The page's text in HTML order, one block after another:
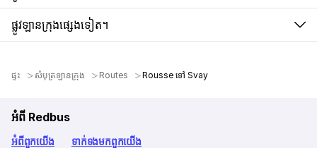
ផ្លូវឡានក្រុងផ្សេងទៀត។
ផ្ទះ សំបុត្រឡានក្រុង Routes Rousse ទៅ Svay
អំពី Redbus
អំពី​ពួក​យើង ទាក់ទង​មក​ពួក​យើង